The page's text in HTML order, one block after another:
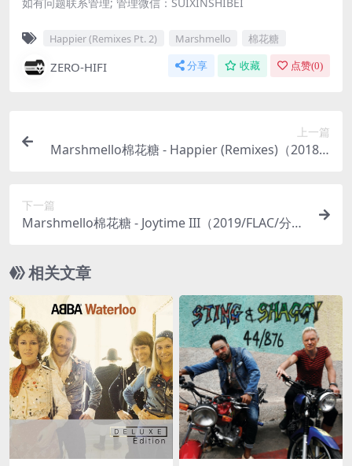
如有问题联系管理; 管理微信：SUIXINSHIBEI
Happier (Remixes Pt. 2) Marshmello 棉花糖
ZERO-HIFI 分享 收藏 点赞(0)
上一篇
Marshmello棉花糖 - Happier (Remixes)（2018/F
下一篇
Marshmello棉花糖 - Joytime III（2019/FLAC/分
相关文章